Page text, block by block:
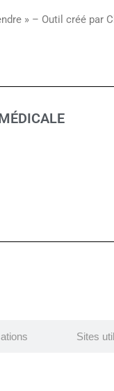
» – Outil créé par
Sites